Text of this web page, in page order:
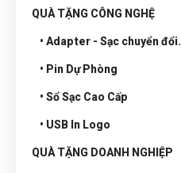
QUÀ TẶNG CÔNG NGHỆ
• Adapter - Sạc chuyển đổi.
• Pin Dự Phòng
• Sổ Sạc Cao Cấp
• USB In Logo
QUÀ TẶNG DOANH NGHIỆP